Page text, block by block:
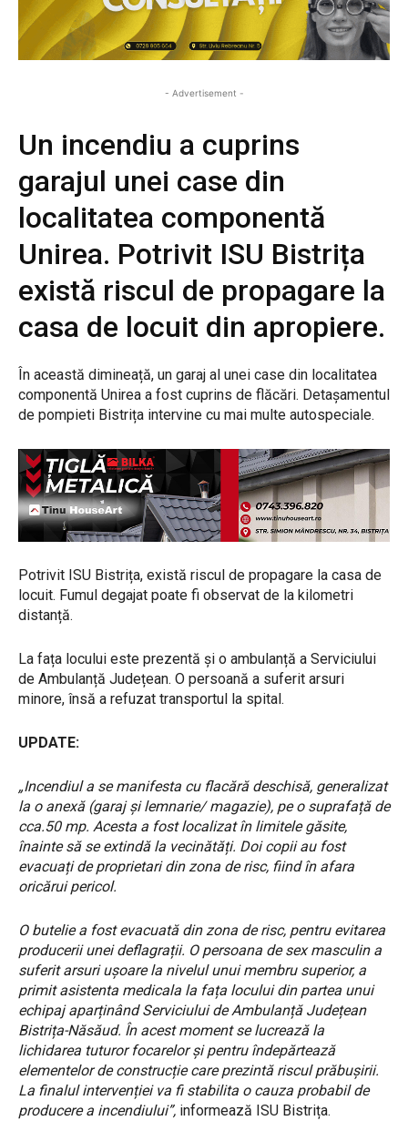
- Advertisement -
Un incendiu a cuprins
garajul unei case din
localitatea componentă
Unirea. Potrivit ISU Bistrița
există riscul de propagare la
casa de locuit din apropiere.
În această dimineață, un garaj al unei case din localitatea
componentă Unirea a fost cuprins de flăcări. Detașamentul
de pompieti Bistrița intervine cu mai multe autospeciale.
Potrivit ISU Bistrița, există riscul de propagare la casa de
locuit. Fumul degajat poate fi observat de la kilometri
distanță.
La fața locului este prezentă și o ambulanță a Serviciului
de Ambulanță Județean. O persoană a suferit arsuri
minore, însă a refuzat transportul la spital.
UPDATE:
„Incendiul a se manifesta cu flacără deschisă, generalizat
la o anexă (garaj și lemnarie/ magazie), pe o suprafață de
cca.50 mp. Acesta a fost localizat în limitele găsite,
înainte să se extindă la vecinătăți. Doi copii au fost
evacuați de proprietari din zona de risc, fiind în afara
oricărui pericol.
O butelie a fost evacuată din zona de risc, pentru evitarea
producerii unei deflagrații. O persoana de sex masculin a
suferit arsuri ușoare la nivelul unui membru superior, a
primit asistenta medicala la fața locului din partea unui
echipaj aparținând Serviciului de Ambulanță Județean
Bistrița-Năsăud. În acest moment se lucrează la
lichidarea tuturor focarelor și pentru îndepărtează
elementelor de construcție care prezintă riscul prăbușirii.
La finalul intervenției va fi stabilita o cauza probabil de
producere a incendiului”, informează ISU Bistrița.